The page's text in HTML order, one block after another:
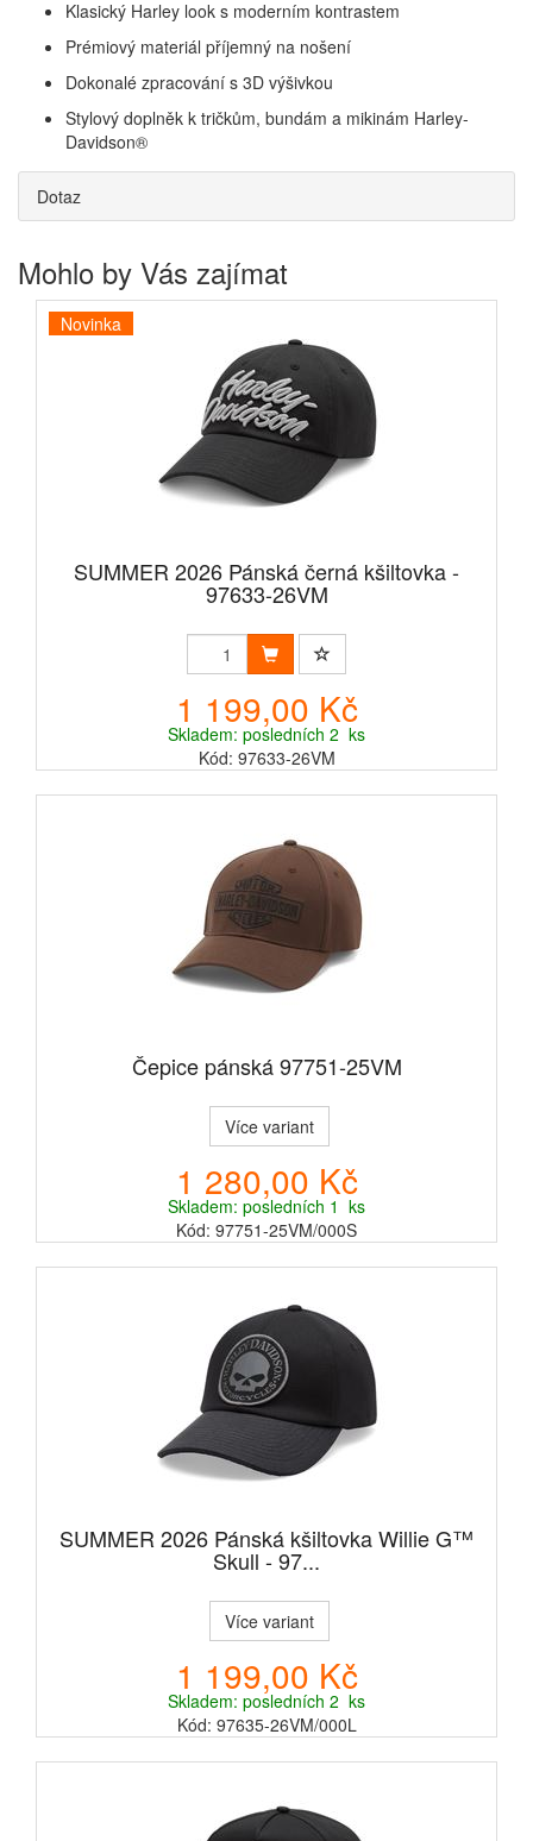
Klasický Harley look s moderním kontrastem
Prémiový materiál příjemný na nošení
Dokonalé zpracování s 3D výšivkou
Stylový doplněk k tričkům, bundám a mikinám Harley-
Davidson®
Dotaz
Mohlo by Vás zajímat
Novinka
SUMMER 2026 Pánská černá kšiltovka -
97633-26VM
1 199,00 Kč
Skladem: posledních 2 ks
Kód: 97633-26VM
Čepice pánská 97751-25VM
Více variant
1 280,00 Kč
Skladem: posledních 1 ks
Kód: 97751-25VM/000S
SUMMER 2026 Pánská kšiltovka Willie G™
Skull - 97...
Více variant
1 199,00 Kč
Skladem: posledních 2 ks
Kód: 97635-26VM/000L